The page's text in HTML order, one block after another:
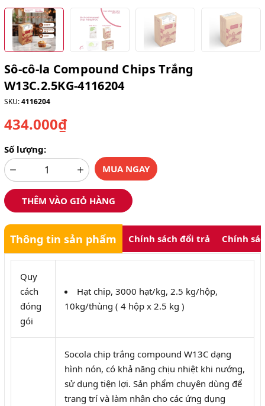
Sô-cô-la Compound Chips Trắng
W13C.2.5KG-4116204
SKU:4116204
434.000₫
Số lượng:
MUA NGAY
THÊM VÀO GIỎ HÀNG
Thông tin sản phẩm Chính sách đổi trả Chính
Quy
cách
đóng
gói
Hạt chip, 3000 hạt/kg, 2.5 kg/hộp,
10kg/thùng ( 4 hộp x 2.5 kg )
Socola chip trắng compound W13C dạng
hình nón, có khả năng chịu nhiệt khi nướng,
sử dụng tiện lợi. Sản phẩm chuyên dùng để
trang trí và làm nhân cho các ứng dụng